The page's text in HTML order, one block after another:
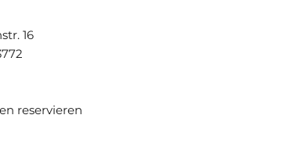
16
reservieren